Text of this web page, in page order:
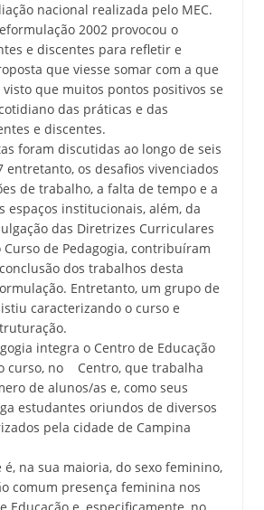
nacional realizada pelo MEC.
2002 provocou o
e discentes para refletir e
que viesse somar com a que
visto que muitos pontos positivos se
das práticas e das
e discentes.
foram discutidas ao longo de seis
entretanto, os desafios vivenciados
de trabalho, a falta de tempo e a
espaços institucionais, além, da
das Diretrizes Curriculares
de Pedagogia, contribuíram
dos trabalhos desta
Entretanto, um grupo de
caracterizando o curso e
integra o Centro de Educação
o curso, no Centro, que trabalha
de alunos/as e, como seus
estudantes oriundos de diversos
pela cidade de Campina
é, na sua maioria, do sexo feminino,
comum presença feminina nos